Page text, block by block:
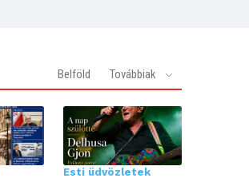
Belföld Továbbiak
Esti üdvözletek